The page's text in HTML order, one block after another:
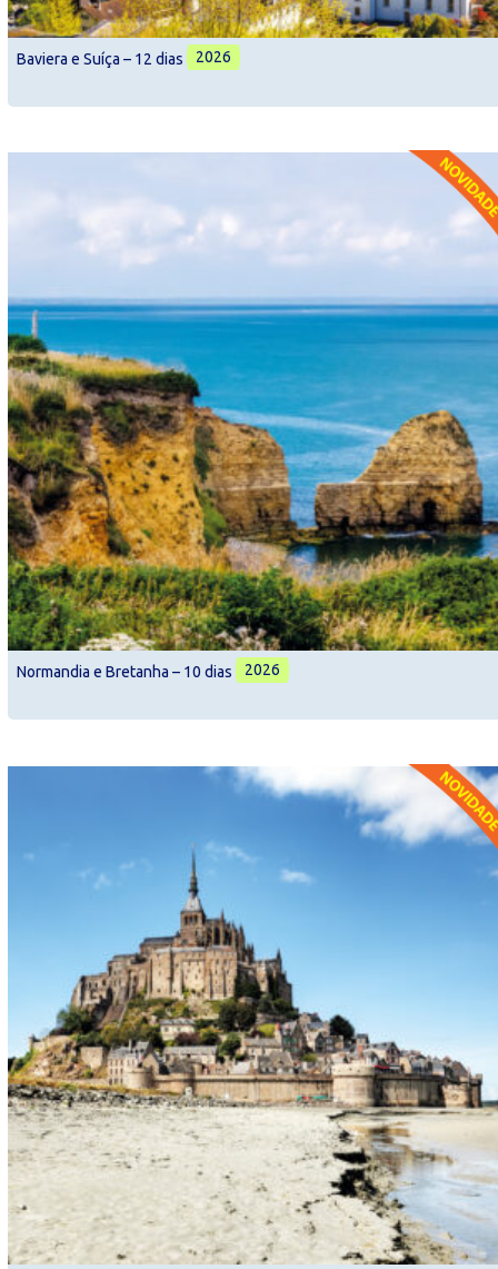
Baviera e Suíça – 12 dias 2026
Normandia e Bretanha – 10 dias 2026